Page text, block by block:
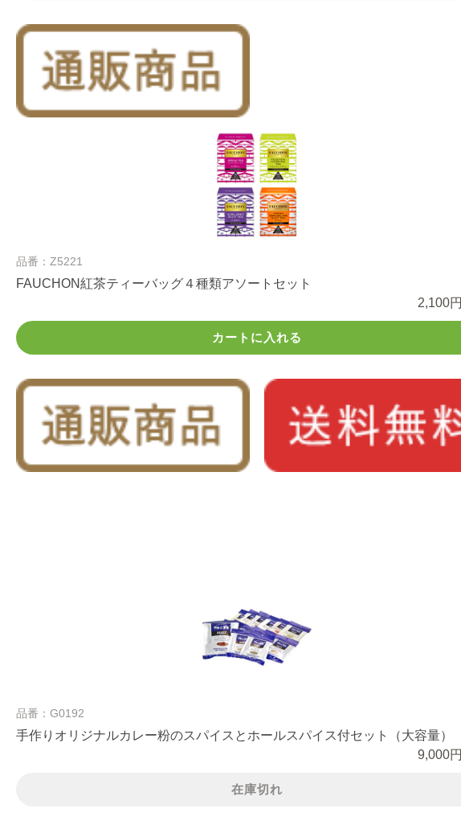
品番：Z5221
FAUCHON紅茶ティーバッグ４種類アソートセット
2,100円
カートに入れる
品番：G0192
手作りオリジナルカレー粉のスパイスとホールスパイス付セット（大容量）
9,000円
在庫切れ